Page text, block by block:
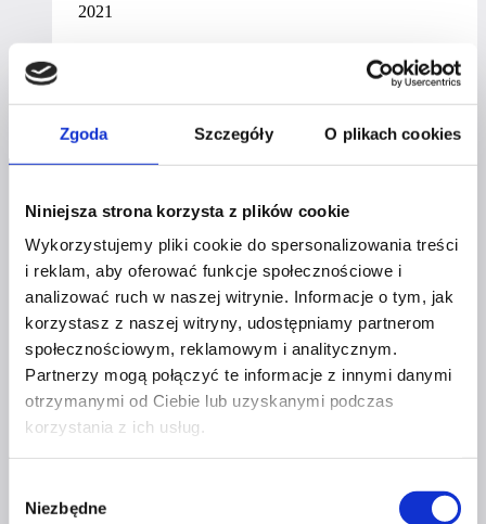
Zgoda Szczegóły O plikach cookies
Niniejsza strona korzysta z plików cookie
Wykorzystujemy pliki cookie do spersonalizowania treści
i reklam, aby oferować funkcje społecznościowe i
analizować ruch w naszej witrynie. Informacje o tym, jak
korzystasz z naszej witryny, udostępniamy partnerom
społecznościowym, reklamowym i analitycznym.
Partnerzy mogą połączyć te informacje z innymi danymi
otrzymanymi od Ciebie lub uzyskanymi podczas
korzystania z ich usług.
zgody
Niezbędne
2021
swoich
postów
na Instagramie!
to zrobić?
–
Studium
Przypadku
Profil facebook Czerwona
Szpilka
Profil instagram Czerwona
Szpilka
Profil tiktok Czerwona Szpilka
Profil youtube Czerwona